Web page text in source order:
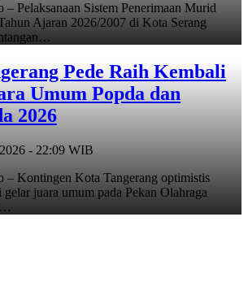
– Pelaksanaan Sistem Penerimaan Murid
Ajaran 2026/2007 di Kota Serang
Pede Raih Kembali
Umum Popda dan
2026
- 22:09 WIB
– Kontingen Kota Tangerang optimistis
juara umum pada Pekan Olahraga